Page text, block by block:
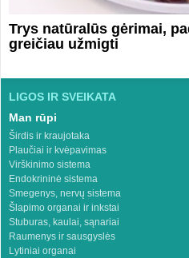
Trys natūralūs gėrimai,
greičiau užmigti
LIGOS IR SVEIKATA
Man rūpi
Širdis ir kraujotaka
Plaučiai ir kvėpavimas
Virškinimo sistema
Endokrininė sistema
Smegenys, nervų sistema
Šlapimo organai ir inkstai
Stuburas, kaulai, sąnariai
Raumenys ir sausgyslės
Lytiniai organai